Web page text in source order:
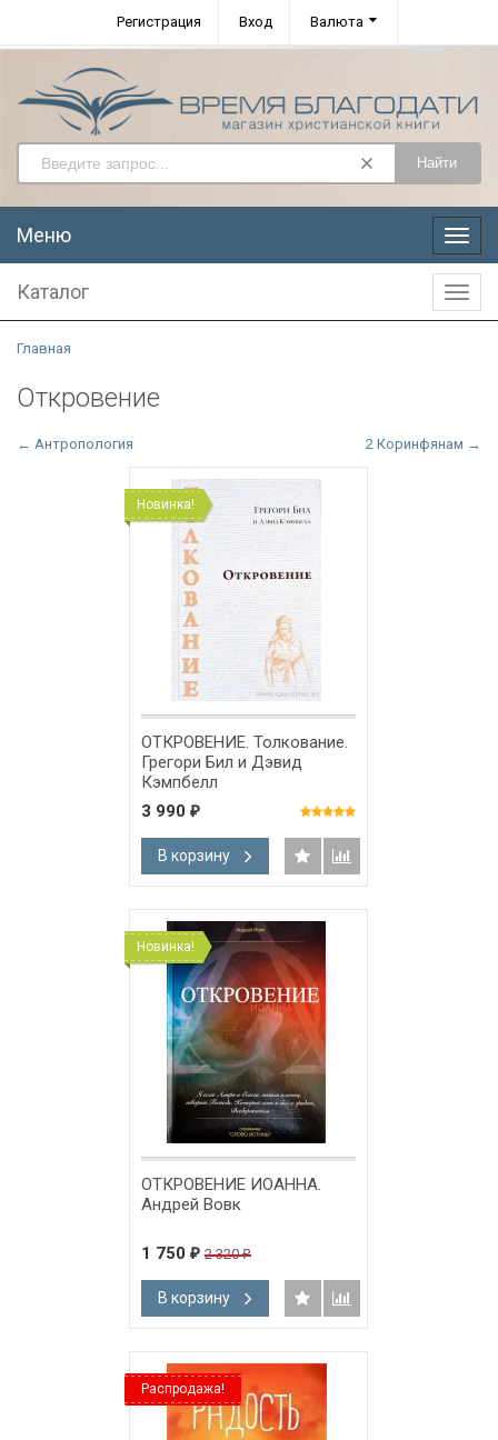
Регистрация Вход Валюта
Найти
Меню
Меню
Каталог
Главная
Откровение
2 Коринфянам →
← Антропология
Новинка!
ОТКРОВЕНИЕ. Толкование.
Грегори Бил и Дэвид
Кэмпбелл
3 990 ₽
В корзину
Новинка!
ОТКРОВЕНИЕ ИОАННА.
Андрей Вовк
1 750 ₽ 2 320₽
В корзину
Распродажа!